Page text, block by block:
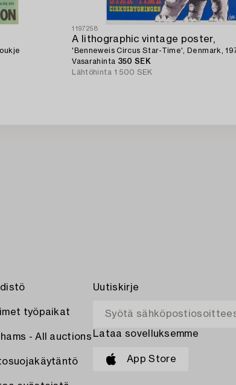
1197258
A lithographic vintage poster,
'Benneweis Circus Star-Time', Denmark,
Vasarahinta 350 SEK
Lähtöhinta 1 500 SEK
työpaikat
- All auctions
Uutiskirje
Lataa sovelluksemme
App Store